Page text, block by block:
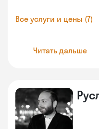
Все услуги и цены (7)
Читать дальше